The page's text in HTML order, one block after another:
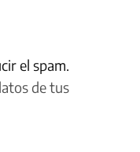
el spam.
de tus